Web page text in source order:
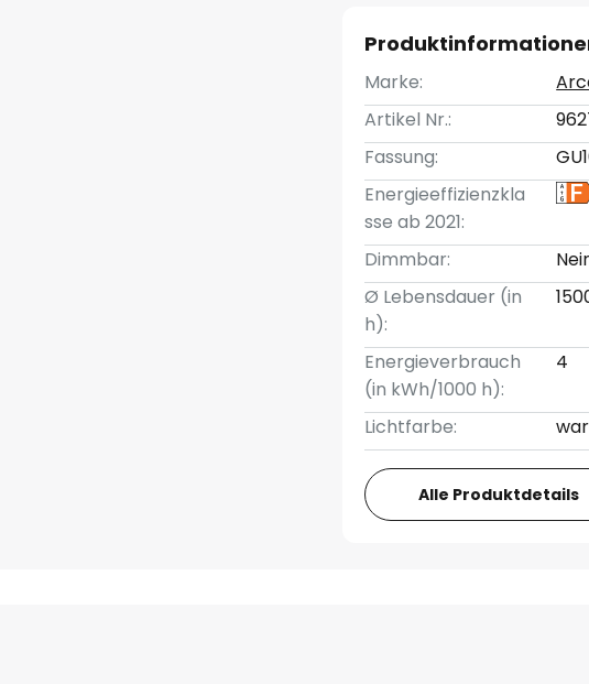
Marke:
Artikel Nr.:
Fassung:
Energieeffizienzkla
sse ab 2021:
Dimmbar:
Ø Lebensdauer (in
h):
Energieverbrauch
(in kWh/1000 h):
4
Lichtfarbe:
Alle Produktdetails